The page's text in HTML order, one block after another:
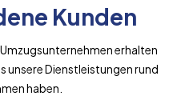
Kunden
erhalten
unsere Dienstleistungen rund
haben.